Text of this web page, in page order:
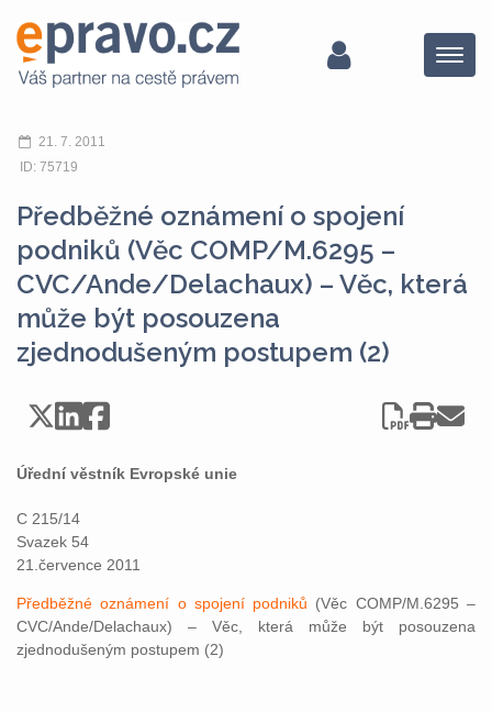
Menu
21. 7. 2011
ID: 75719
Předběžné oznámení o spojení
podniků (Věc COMP/M.6295 –
CVC/Ande/Delachaux) – Věc, která
může být posouzena
zjednodušeným postupem (2)
Úřední věstník Evropské unie
C 215/14
Svazek 54
21.července 2011
Předběžné oznámení o spojení podniků (Věc COMP/M.6295 –
CVC/Ande/Delachaux) – Věc, která může být posouzena
zjednodušeným postupem (2)